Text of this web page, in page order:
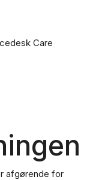
Care
afgørende for